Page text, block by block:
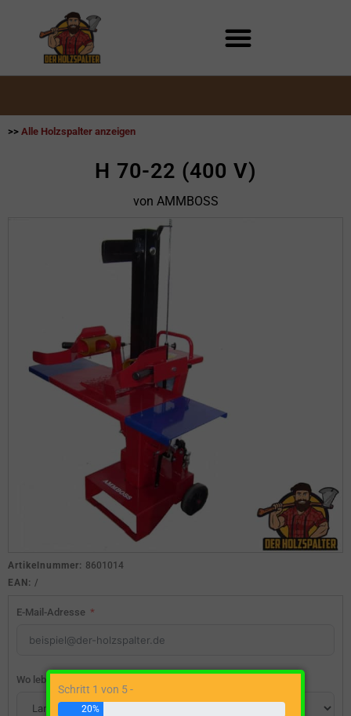
>> Alle Holzspalter anzeigen
H 70-22 (400 V)
von AMMBOSS
Artikelnummer: 8601014
EAN: /
E-Mail-Adresse
Wo lebst du?
Schritt 1 von 5 -
20%